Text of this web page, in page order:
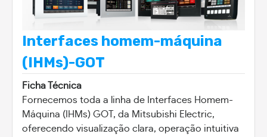
Interfaces homem-máquina
(IHMs)-GOT
Ficha Técnica
Fornecemos toda a linha de Interfaces Homem-
Máquina (IHMs) GOT, da Mitsubishi Electric,
oferecendo visualização clara, operação intuitiva